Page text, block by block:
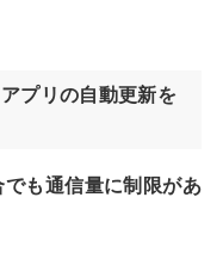
プリの自動更新を
も通信量に制限があ